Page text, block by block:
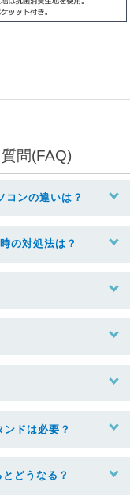
問(FAQ)
コンの違いは？
の対処法は？
ドは必要？
どうなる？